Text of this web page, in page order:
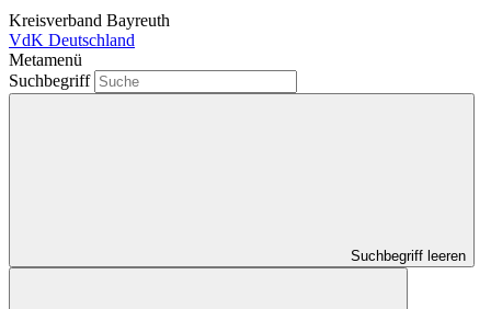
Kreisverband Bayreuth
VdK Deutschland
Metamenü
Suchbegriff
Suchbegriff leeren